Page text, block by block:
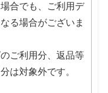
合でも、ご利用デ
る場合がございま
ご利用分、返品等
は対象外です。